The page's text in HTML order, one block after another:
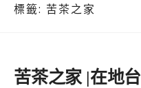
標籤: 苦茶之家
苦茶之家 |在地